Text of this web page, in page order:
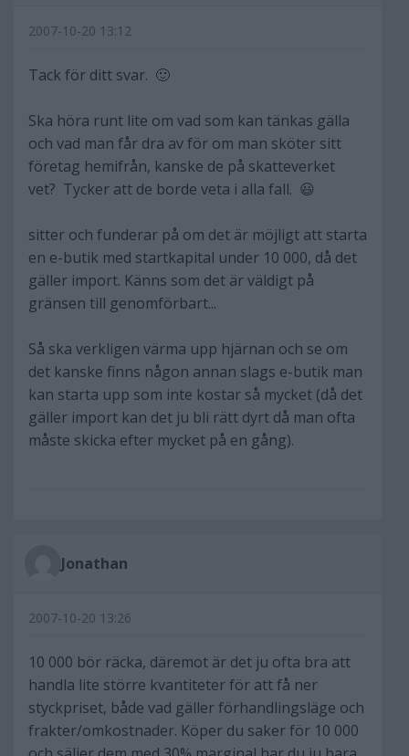
2007-10-20 13:12
Tack för ditt svar. 🙂
Ska höra runt lite om vad som kan tänkas gälla
och vad man får dra av för om man sköter sitt
företag hemifrån, kanske de på skatteverket
vet? Tycker att de borde veta i alla fall. 😃
sitter och funderar på om det är möjligt att starta
en e-butik med startkapital under 10 000, då det
gäller import. Känns som det är väldigt på
gränsen till genomförbart...
Så ska verkligen värma upp hjärnan och se om
det kanske finns någon annan slags e-butik man
kan starta upp som inte kostar så mycket (då det
gäller import kan det ju bli rätt dyrt då man ofta
måste skicka efter mycket på en gång).
Jonathan
2007-10-20 13:26
10 000 bör räcka, däremot är det ju ofta bra att
handla lite större kvantiteter för att få ner
styckpriset, både vad gäller förhandlingsläge och
frakter/omkostnader. Köper du saker för 10 000